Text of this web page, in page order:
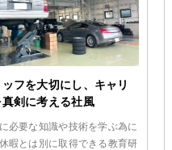
ッフを大切にし、キャリ
真剣に考える社風
必要な知識や技術を学ぶ為に
暇とは別に取得できる教育研